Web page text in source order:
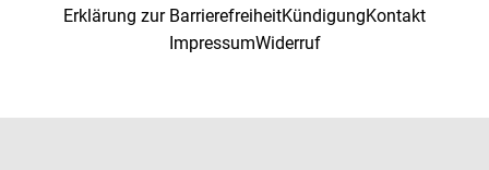
Erklärung zur BarrierefreiheitKündigungKontakt
ImpressumWiderruf